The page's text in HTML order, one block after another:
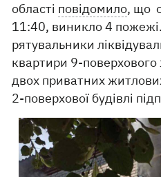
області повідомило, що
11:40, виникло 4
рятувальники
квартири 9-
двох приватних
2-поверхової будівлі